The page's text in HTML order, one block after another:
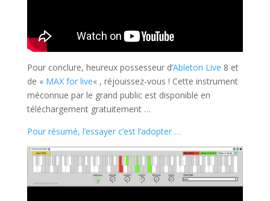
Pour conclure, heureux possesseur d’Ableton Live 8 et
de « MAX for live« , réjouissez-vous ! Cette instrument
méconnue par le grand public est disponible en
téléchargement gratuitement …
Pour résumé, l’essayer c’est l’adopter …